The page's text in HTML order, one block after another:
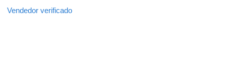
Vendedor verificado